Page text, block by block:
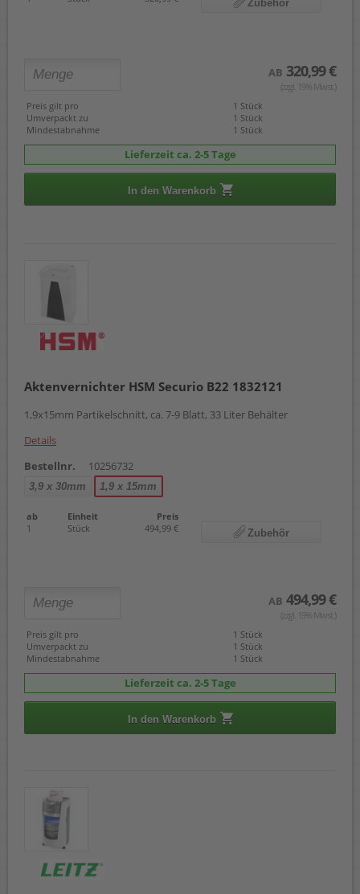
Zubehör
AB 320,99 €
(zzgl. 19% Mwst.)
Preis gilt pro
1 Stück
Umverpackt zu
1 Stück
Mindestabnahme
1 Stück
Lieferzeit ca. 2-5 Tage
In den Warenkorb
Aktenvernichter HSM Securio B22 1832121
1,9x15mm Partikelschnitt, ca. 7-9 Blatt, 33 Liter Behälter
Details
Bestellnr.
10256732
3,9 x 30mm 1,9 x 15mm
ab Einheit
Preis
1
Stück 494,99 € Zubehör
AB 494,99 €
(zzgl. 19% Mwst.)
Preis gilt pro
1 Stück
Umverpackt zu
1 Stück
Mindestabnahme
1 Stück
Lieferzeit ca. 2-5 Tage
In den Warenkorb